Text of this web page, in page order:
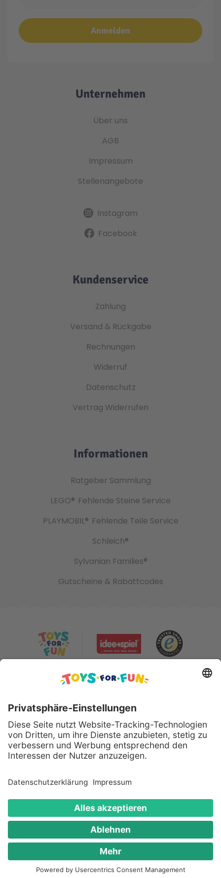
Anmelden
Unternehmen
Über uns
AGB
Impressum
Stellenangebote
Instagram
Facebook
Kundenservice
Zahlung
Versand & Rückgabe
Rechnungen
Widerruf
Datenschutz
Vertrag Widerrufen
Informationen
Ratgeber Sammlung
LEGO® Fehlende Steine Service
PLAYMOBIL® Fehlende Teile Service
Schleich®
Sylvanian Families®
Gutscheine & Rabattcodes
sind eingetragene Warenzeichen der
jeweiligen Hersteller.
Copyright © 2008 - 2026 Toys for Fun
GmbH - Alle Rechte vorbehalten